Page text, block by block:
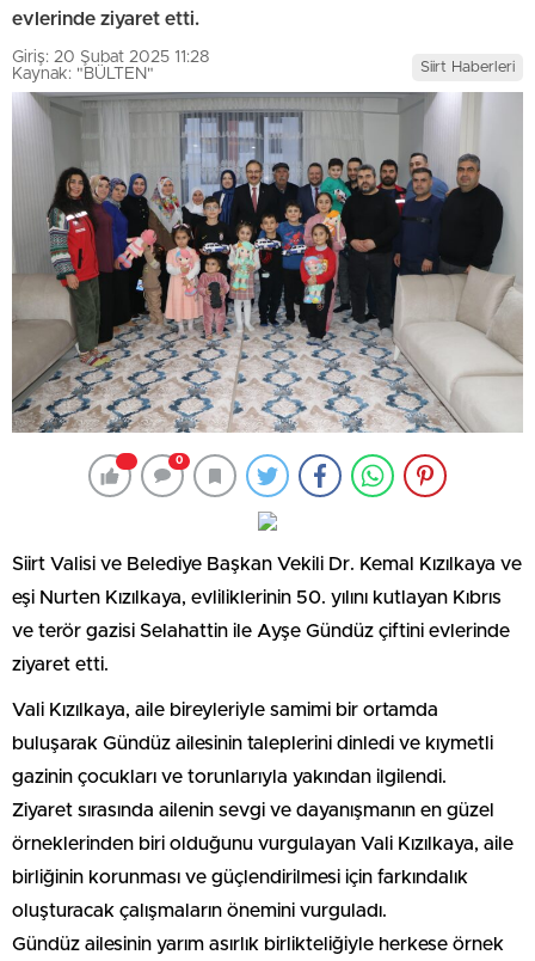
evlerinde ziyaret etti.
Giriş: 20 Şubat 2025 11:28
Kaynak: "BÜLTEN"
Siirt Haberleri
0
Siirt Valisi ve Belediye Başkan Vekili Dr. Kemal Kızılkaya ve
eşi Nurten Kızılkaya, evliliklerinin 50. yılını kutlayan Kıbrıs
ve terör gazisi Selahattin ile Ayşe Gündüz çiftini evlerinde
ziyaret etti.
Vali Kızılkaya, aile bireyleriyle samimi bir ortamda
buluşarak Gündüz ailesinin taleplerini dinledi ve kıymetli
gazinin çocukları ve torunlarıyla yakından ilgilendi.
Ziyaret sırasında ailenin sevgi ve dayanışmanın en güzel
örneklerinden biri olduğunu vurgulayan Vali Kızılkaya, aile
birliğinin korunması ve güçlendirilmesi için farkındalık
oluşturacak çalışmaların önemini vurguladı.
Gündüz ailesinin yarım asırlık birlikteliğiyle herkese örnek